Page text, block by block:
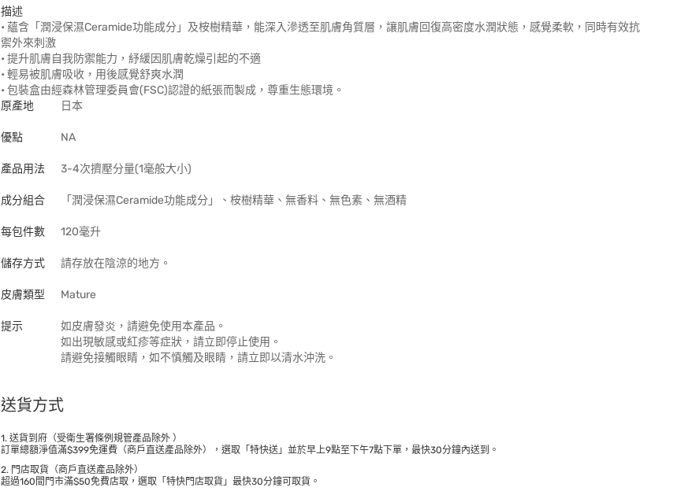
描述
• 蘊含「潤浸保濕Ceramide功能成分」及桉樹精華，能深入滲透至肌膚角質層，讓肌膚回復高密度水潤狀態，感覺柔軟，同時有效抗
禦外來刺激
• 提升肌膚自我防禦能力，紓緩因肌膚乾燥引起的不適
• 輕易被肌膚吸收，用後感覺舒爽水潤
• 包裝盒由經森林管理委員會(FSC)認證的紙張而製成，尊重生態環境。
原產地
日本
優點 NA
產品用法 3-4次擠壓分量(1毫般大小)
成分組合 「潤浸保濕Ceramide功能成分」、桉樹精華、無香料、無色素、無酒精
每包件數 120毫升
儲存方式 請存放在陰涼的地方。
皮膚類型 Mature
提示
如皮膚發炎，請避免使用本產品。
如出現敏感或紅疹等症狀，請立即停止使用。
請避免接觸眼睛，如不慎觸及眼睛，請立即以清水沖洗。
送貨方式
1. 送貨到府（受衛生署條例規管產品除外 ）
訂單總額淨值滿$399免運費（商戶直送產品除外），選取「特快送」並於早上9點至下午7點下單，最快30分鐘內送到​。
2. 門店取貨（商戶直送產品除外）
超過160間門市滿$50免費店取，選取「特快門店取貨」最快30分鐘可取貨。